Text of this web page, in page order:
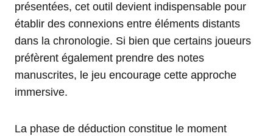
présentées, cet outil devient indispensable pour
établir des connexions entre éléments distants
dans la chronologie. Si bien que certains joueurs
préfèrent également prendre des notes
manuscrites, le jeu encourage cette approche
immersive.
La phase de déduction constitue le moment